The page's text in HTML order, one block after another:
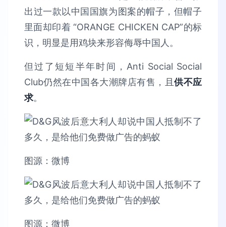
出过一款以中国国旗为图案的帽子，但帽子
里面却印着 “ORANGE CHICKEN CAP”的标
识，明显是用鸡块来形容侮辱中国人。
但过了短短半年时间，Anti Social Social
Club仍然在中国各大潮牌店有售，且供不应
求。
图源：微博
图源：微博